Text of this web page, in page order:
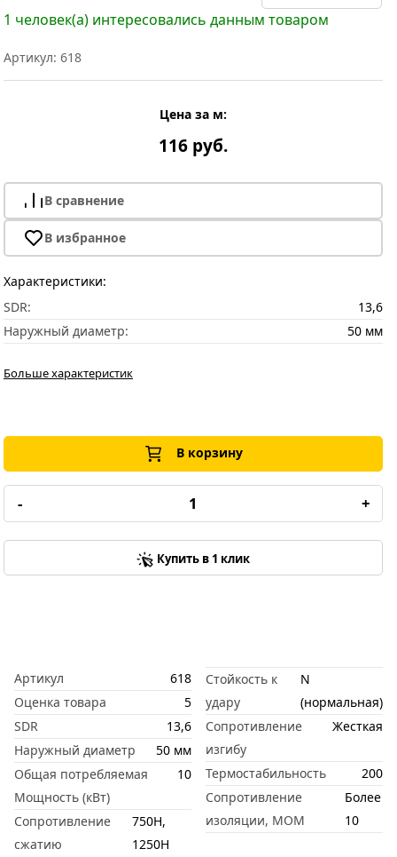
1 человек(а) интересовались данным товаром
Артикул: 618
Цена за м:
116 руб.
В сравнение
В избранное
Характеристики:
SDR:
13,6
Наружный диаметр:
50 мм
Больше характеристик
В корзину
- +
Купить в 1 клик
Артикул
618
Оценка товара
5
SDR
13,6
Наружный диаметр
50 мм
Общая потребляемая
Мощность (кВт)
10
Сопротивление
сжатию
750Н,
1250Н
Стойкость к
удару
N
(нормальная)
Сопротивление
изгибу
Жесткая
Термостабильность
200
Сопротивление
изоляции, МОМ
Более
10